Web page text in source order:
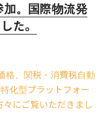
加。国際物流発
た。